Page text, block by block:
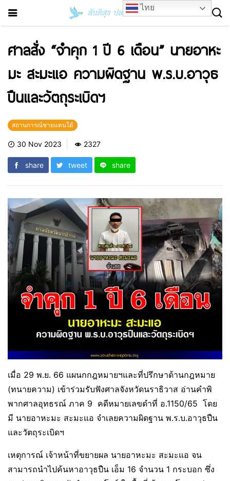
ศาลสั่ง “จำคุก 1 ปี 6 เดือน” นายอาหะ
มะ สะมะแอ ความผิดฐาน พ.ร.บ.อาวุธ
ปืนและวัตถุระเบิดฯ
สถานการณ์ชายแดนใต้
30 Nov 2023 2327
share tweet share
เมื่อ 29 พ.ย. 66 แผนกกฎหมายฯและที่ปรึกษาด้านกฎหมาย
(ทนายความ) เข้าร่วมรับฟังศาลจังหวัดนราธิวาส อ่านคำพิ
พากศาลอุทธรณ์ ภาค 9 คดีหมายเลขดำที่ อ.1150/65 โดย
มี นายอาหะมะ สะมะแอ จำเลยความผิดฐาน พ.ร.บ.อาวุธปืน
และวัตถุระเบิดฯ
เหตุการณ์ เจ้าหน้าที่ขยายผล นายอาหะมะ สะมะแอ จน
สามารถนำไปค้นหาอาวุธปืน เอ็ม 16 จำนวน 1 กระบอก ซึ่ง
ไทย